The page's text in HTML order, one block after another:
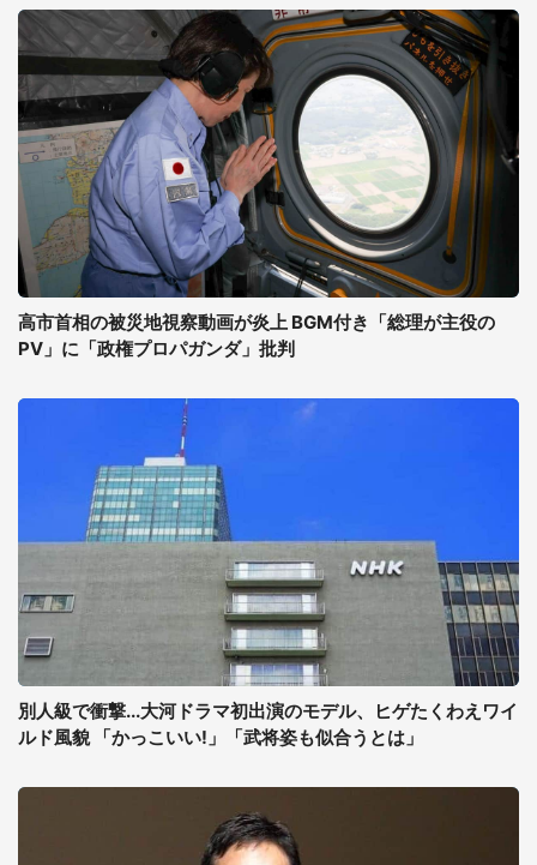
高市首相の被災地視察動画が炎上 BGM付き「総理が主役の
PV」に「政権プロパガンダ」批判
別人級で衝撃...大河ドラマ初出演のモデル、ヒゲたくわえワイ
ルド風貌 「かっこいい!」「武将姿も似合うとは」